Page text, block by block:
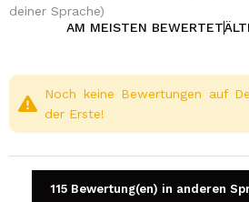
deiner Sprache)
AM MEISTEN BEWERTET
Noch keine Bewertungen auf
der Erste!
115 Bewertung(en) in anderen